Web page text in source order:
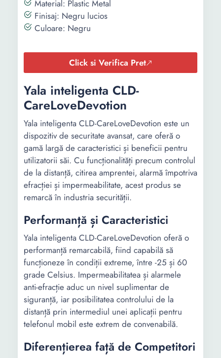
Material: Plastic Metal
Finisaj: Negru lucios
Culoare: Negru
Click si Verifica Pret
Yala inteligenta CLD-
CareLoveDevotion
Yala inteligenta CLD-CareLoveDevotion este un
dispozitiv de securitate avansat, care oferă o
gamă largă de caracteristici și beneficii pentru
utilizatorii săi. Cu funcționalități precum controlul
de la distanță, citirea amprentei, alarmă împotriva
efracției și impermeabilitate, acest produs se
remarcă în industria securității.
Performanță și Caracteristici
Yala inteligenta CLD-CareLoveDevotion oferă o
performanță remarcabilă, fiind capabilă să
funcționeze în condiții extreme, între -25 și 60
grade Celsius. Impermeabilitatea și alarmele
anti-efracție aduc un nivel suplimentar de
siguranță, iar posibilitatea controlului de la
distanță prin intermediul unei aplicații pentru
telefonul mobil este extrem de convenabilă.
Diferențierea față de Competitori